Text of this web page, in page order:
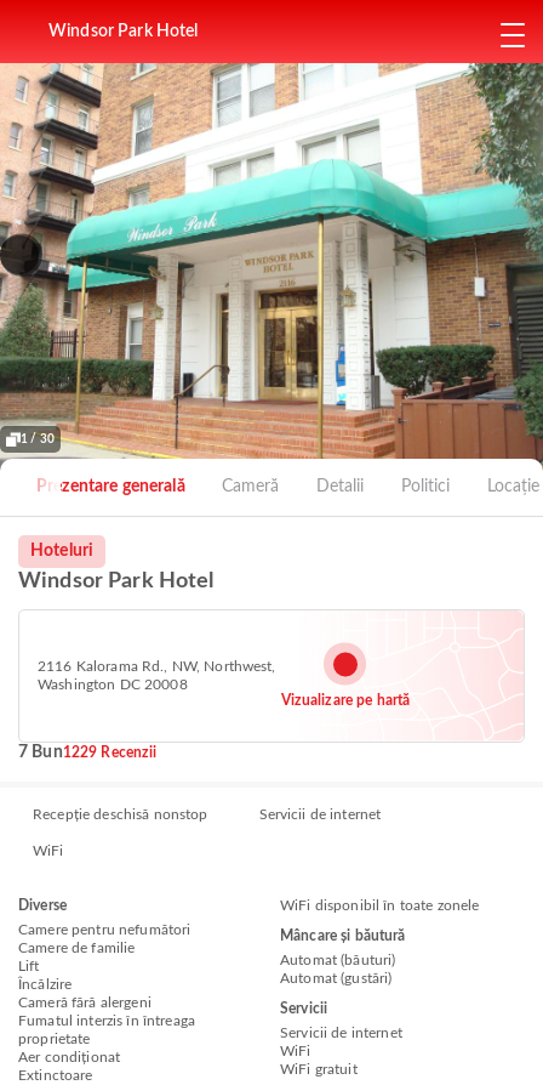
Windsor Park Hotel
1 / 30
Prezentare generală Cameră Detalii Politici Locație
Hoteluri
Windsor Park Hotel
2116 Kalorama Rd., NW, Northwest,
Washington DC 20008
Vizualizare pe hartă
7 Bun1229 Recenzii
Recepție deschisă nonstop Servicii de internet
WiFi
Diverse
Camere pentru nefumători
Camere de familie
Lift
Încălzire
Cameră fără alergeni
Fumatul interzis în întreaga
proprietate
Aer condiționat
Extinctoare
WiFi disponibil în toate zonele
Mâncare și băutură
Automat (băuturi)
Automat (gustări)
Servicii
Servicii de internet
WiFi
WiFi gratuit